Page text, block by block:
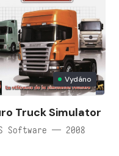
Vydáno
Truck Simulator
Software — 2008